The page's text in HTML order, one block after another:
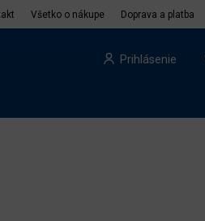
Všetko o nákupe Doprava a platba
Prihlásenie